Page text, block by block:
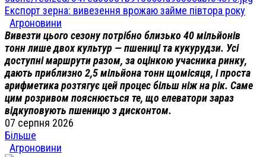
Експорт зерна: вивезення врожаю займе півтора року
Агроновини
Вивезти цього сезону потрібно близько 40 мільйонів
тонн лише двох культур — пшениці та кукурудзи. Усі
доступні маршрути разом, за оцінкою учасника ринку,
дають приблизно 2,5 мільйона тонн щомісяця, і проста
арифметика розтягує цей процес більш ніж на рік. Саме
цим розривом пояснюється те, що елеватори зараз
відкуповують пшеницю з дисконтом.
07 серпня 2026
Більше
Агроновини